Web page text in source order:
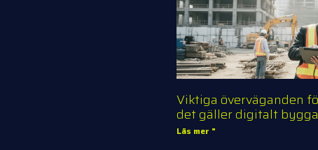
Viktiga överväganden
det gäller digitalt
Läs mer "